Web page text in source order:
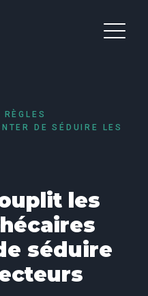
DE SÉDUIRE LES
les
séduire